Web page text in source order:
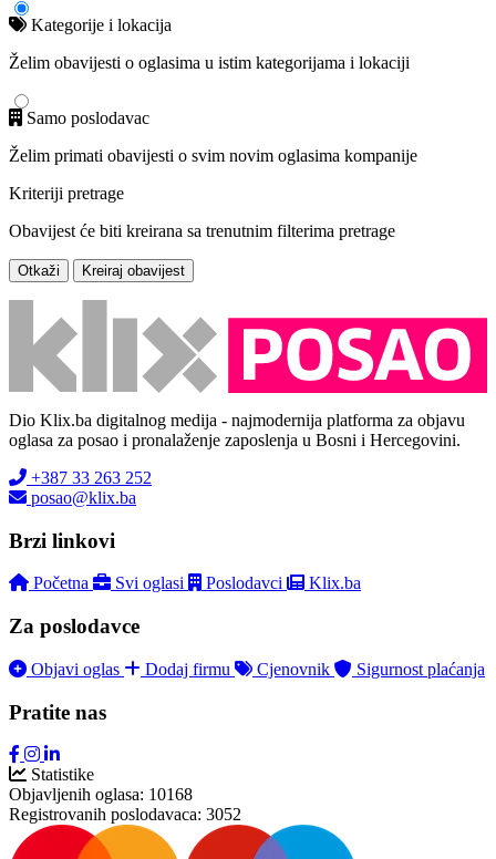
Kategorije i lokacija
Želim obavijesti o oglasima u istim kategorijama i lokaciji
Samo poslodavac
Želim primati obavijesti o svim novim oglasima kompanije
Kriteriji pretrage
Obavijest će biti kreirana sa trenutnim filterima pretrage
Otkaži Kreiraj obavijest
Dio Klix.ba digitalnog medija - najmodernija platforma za objavu
oglasa za posao i pronalaženje zaposlenja u Bosni i Hercegovini.
+387 33 263 252
posao@klix.ba
Brzi linkovi
Početna Svi oglasi Poslodavci Klix.ba
Za poslodavce
Objavi oglas Dodaj firmu Cjenovnik Sigurnost plaćanja
Pratite nas
Statistike
Objavljenih oglasa: 10168
Registrovanih poslodavaca: 3052